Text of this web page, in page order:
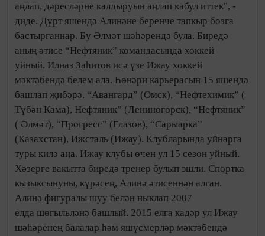
аңлап, дәресләрне калдыруын аңлап кабул иттек", -
диде. Дүрт яшендә Алинәне беренче тапкыр бозга
бастырганнар. Бу Әлмәт шәһәрендә була. Биредә
аның әтисе “Нефтяник” командасында хоккей
уйный. Илназ Заһитов исә үзе Ижау хоккей
мәктәбендә белем ала. Һөнәри карьерасын 15 яшендә
башлап җибәрә. “Авангард” (Омск), “Нефтехимик” (
Түбән Кама), Нефтяник” (Лениногорск), “Нефтяник”
( Әлмәт), “Прогресс” (Глазов), “Сарыарка”
(Казахстан), Ижсталь (Ижау). Клубларында уйнарга
туры килә аңа. Ижау клубы өчен ул 15 сезон уйный.
Хәзерге вакытта биредә тренер булып эшли. Спортка
кызыксынуны, күрәсең, Алинә әтисеннән алган.
Алинә фигуралы шуу белән ныклап 2007
елда шөгыльләнә башлый. 2015 елга кадәр ул Ижау
шәһәренең балалар һәм яшүсмерләр мәктәбендә